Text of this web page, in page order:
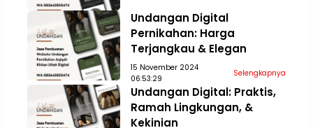
Undangan Digital
Pernikahan: Harga
Terjangkau & Elegan
15 November 2024
06:53:29
Selengkapnya
Undangan Digital: Praktis,
Ramah Lingkungan, &
Kekinian